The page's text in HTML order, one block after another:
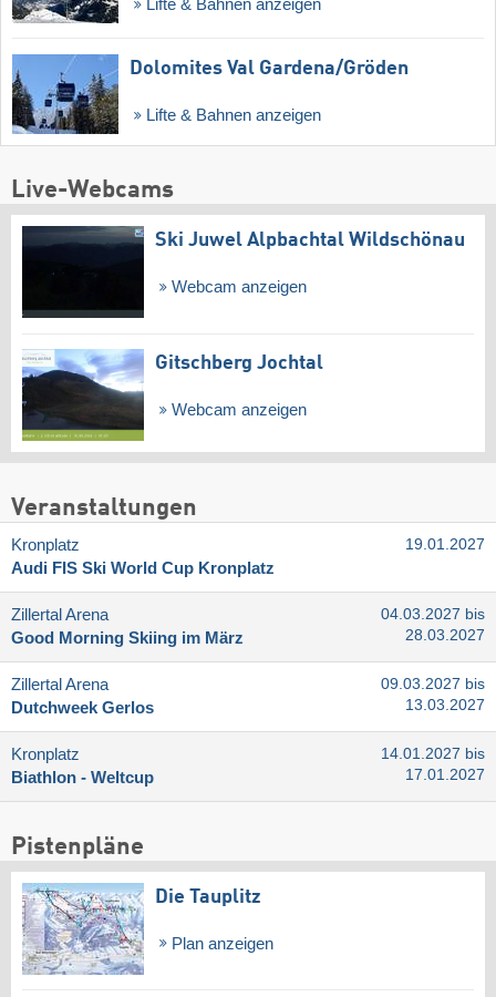
Lifte & Bahnen anzeigen
Dolomites Val Gardena/​Gröden
Lifte & Bahnen anzeigen
Live-Webcams
Ski Juwel Alpbachtal Wildschönau
Webcam anzeigen
Gitschberg Jochtal
Webcam anzeigen
Veranstaltungen
Kronplatz
Audi FIS Ski World Cup Kronplatz
19.01.2027
Zillertal Arena
Good Morning Skiing im März
04.03.2027 bis
28.03.2027
Zillertal Arena
Dutchweek Gerlos
09.03.2027 bis
13.03.2027
Kronplatz
Biathlon - Weltcup
14.01.2027 bis
17.01.2027
Pistenpläne
Die Tauplitz
Plan anzeigen